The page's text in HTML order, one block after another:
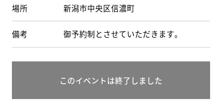
場所 新潟市中央区信濃町
備考 御予約制とさせていただきます。
このイベントは終了しました